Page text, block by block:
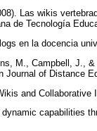
Las wikis
de Tecnología
en la docencia
M., Campbell, J.,
Journal of Distance
and
capabilities